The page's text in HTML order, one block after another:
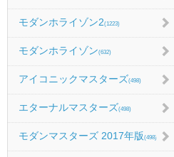
モダンホライゾン2(1223)
モダンホライゾン(632)
アイコニックマスターズ(498)
エターナルマスターズ(498)
モダンマスターズ 2017年版(498)